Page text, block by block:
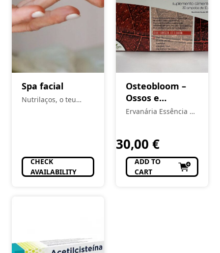
Spa facial
Nutrilaços, o teu
CHECK
AVAILABILITY
Osteobloom –
Ossos e
articulações
Ervanária Essência da
30,00 €
ADD TO
CART